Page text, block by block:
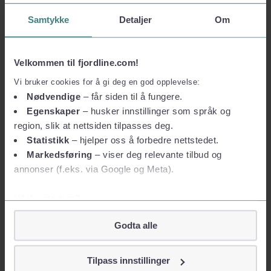
Samtykke Detaljer Om
Velkommen til fjordline.com!
Vi bruker cookies for å gi deg en god opplevelse:
Nødvendige – får siden til å fungere.
Egenskaper – husker innstillinger som språk og
region, slik at nettsiden tilpasses deg.
Statistikk – hjelper oss å forbedre nettstedet.
Markedsføring – viser deg relevante tilbud og
annonser (f.eks. via Google og Meta).
Vil du vite mer?
Om informasjonskapsler
Googles retningslinjer for personvern
Vi tar ditt personvern på alvor
Godta alle
Tilpass innstillinger
Tag bussen fra terminalen til Hirtshals station og derefter tog via
Hjørring til Aalborg. Alternativt tilbyder Fjord Line direktebus til
Aalborg centrum og Bilka Storcenter.
Mere om Fjord Line
Om Fjord LinePresse og medier Finansiel
informationBæredygtighed
Job hos Fjord Line
Ledige stillingerSådan er vi organiseret
Fjord Line Freight
Betingelser og privatliv
Taxfree og shopping